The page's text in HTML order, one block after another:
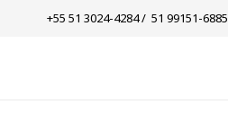
+55 51 3024-4284 / ​ 51 99151-6885